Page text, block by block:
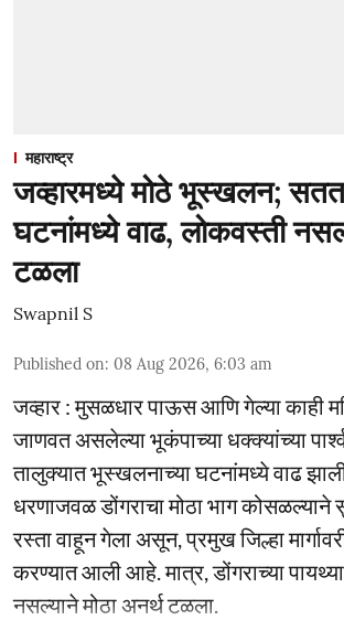
महाराष्ट्र
जव्हारमध्ये मोठे भूस्खलन;
घटनांमध्ये वाढ, लोकवस्ती
टळला
Swapnil S
Published on: 08 Aug 2026, 6:03 am
जव्हार : मुसळधार पाऊस आणि गेल्या काही
जाणवत असलेल्या भूकंपाच्या धक्क्यांच्या
तालुक्यात भूस्खलनाच्या घटनांमध्ये वाढ
धरणाजवळ डोंगराचा मोठा भाग कोसळल्याने
रस्ता वाहून गेला असून, प्रमुख जिल्हा
करण्यात आली आहे. मात्र, डोंगराच्या
नसल्याने मोठा अनर्थ टळला.